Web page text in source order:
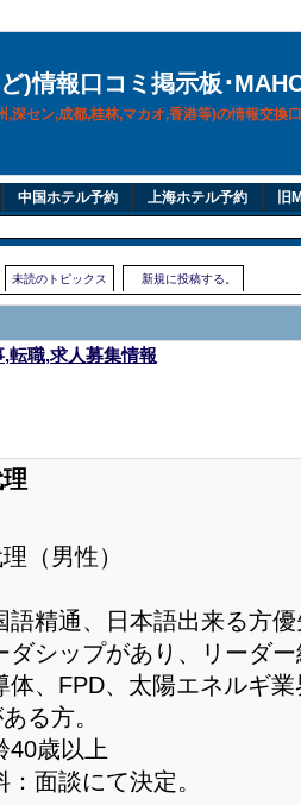
)情報口コミ掲示板･
,深セン,成都,桂林,マカオ,香港等)の情報交換
中国ホテル予約 上海ホテル予約 旧
未読のトピックス 新規に投稿する。
転職,求人募集情報
（男性）
語精通、日本語出来る方
ダシップがあり、リーダ
体、FPD、太陽エネルギ
る方。
40歳以上
：面談にて決定。